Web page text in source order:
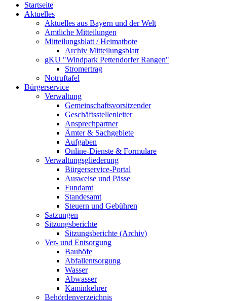
Startseite
Aktuelles
Aktuelles aus Bayern und der Welt
Amtliche Mitteilungen
Mitteilungsblatt / Heimatbote
Archiv Mitteilungsblatt
gKU "Windpark Pettendorfer Rangen"
Stromertrag
Notruftafel
Bürgerservice
Verwaltung
Gemeinschaftsvorsitzender
Geschäftsstellenleiter
Ansprechpartner
Ämter & Sachgebiete
Aufgaben
Online-Dienste & Formulare
Verwaltungsgliederung
Bürgerservice-Portal
Ausweise und Pässe
Fundamt
Standesamt
Steuern und Gebühren
Satzungen
Sitzungsberichte
Sitzungsberichte (Archiv)
Ver- und Entsorgung
Bauhöfe
Abfallentsorgung
Wasser
Abwasser
Kaminkehrer
Behördenverzeichnis